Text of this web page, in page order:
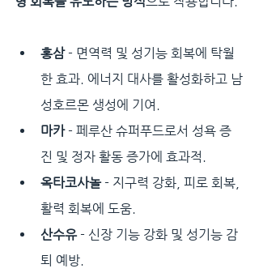
홍삼 - 면역력 및 성기능 회복에 탁월
한 효과. 에너지 대사를 활성화하고 남
성호르몬 생성에 기여.
마카 - 페루산 슈퍼푸드로서 성욕 증
진 및 정자 활동 증가에 효과적.
옥타코사놀 - 지구력 강화, 피로 회복,
활력 회복에 도움.
산수유 - 신장 기능 강화 및 성기능 감
퇴 예방.